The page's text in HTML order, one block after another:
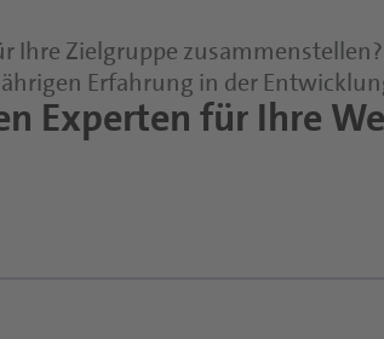
Ihre Zielgruppe
Erfahrung in der
Experten für Ihre